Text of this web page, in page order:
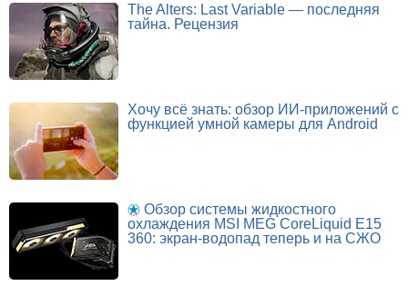
The Alters: Last Variable — последняя
тайна. Рецензия
Хочу всё знать: обзор ИИ-приложений с
функцией умной камеры для Android
Обзор системы жидкостного
охлаждения MSI MEG CoreLiquid E15
360: экран-водопад теперь и на СЖО